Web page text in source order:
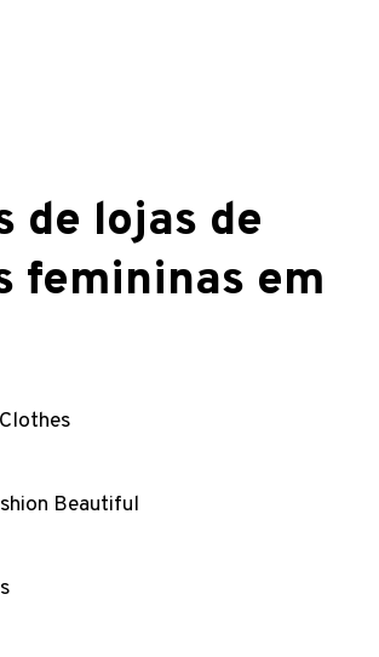
de lojas de
femininas em
Beautiful